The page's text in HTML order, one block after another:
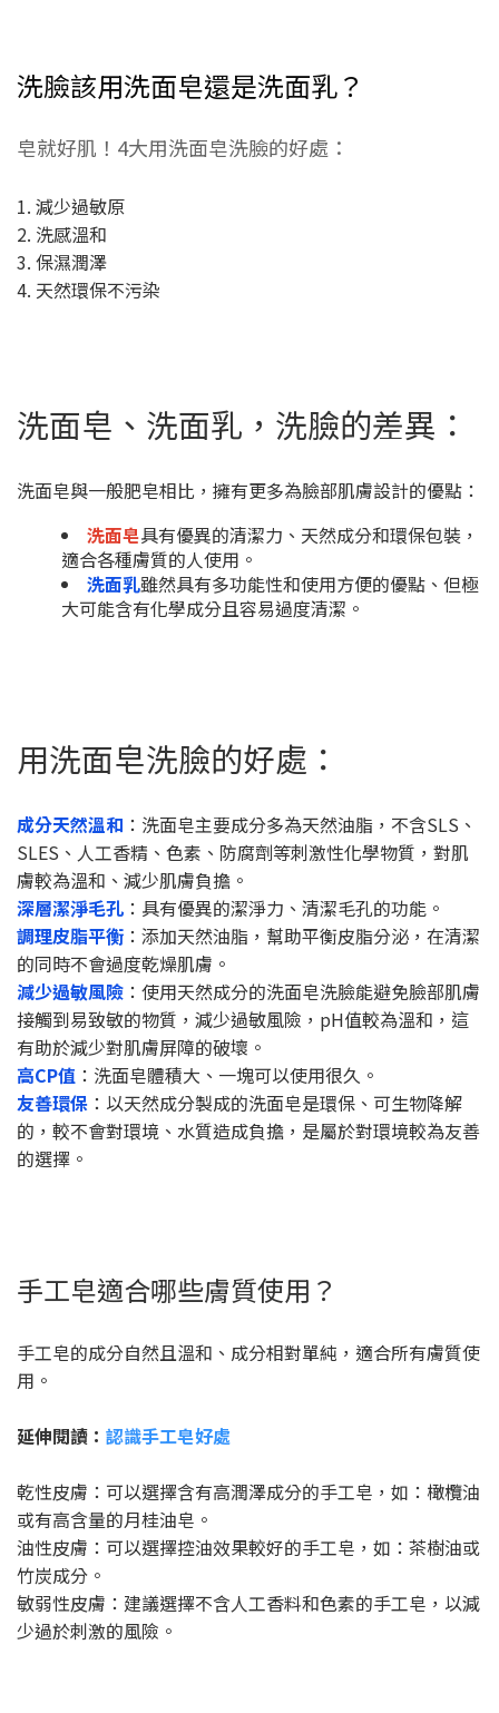
洗臉該用洗面皂還是洗面乳？
皂就好肌！4大用洗面皂洗臉的好處：
1. 減少過敏原
2. 洗感溫和
3. 保濕潤澤
4. 天然環保不污染
洗面皂、洗面乳，洗臉的差異：
洗面皂與一般肥皂相比，擁有更多為臉部肌膚設計的優點：
洗面皂具有優異的清潔力、天然成分和環保包裝，
適合各種膚質的人使用。
洗面乳雖然具有多功能性和使用方便的優點、但極
大可能含有化學成分且容易過度清潔。
用洗面皂洗臉的好處：
成分天然溫和 ：洗面皂主要成分多為天然油脂，不含SLS、
SLES、人工香精、色素、防腐劑等刺激性化學物質，對肌
膚較為溫和、減少肌膚負擔。
深層潔淨毛孔 ：具有優異的潔淨力、清潔毛孔的功能。
調理皮脂平衡 ：添加天然油脂，幫助平衡皮脂分泌，在清潔
的同時不會過度乾燥肌膚。
減少過敏風險 ：使用天然成分的洗面皂洗臉能避免臉部肌膚
接觸到易致敏的物質，減少過敏風險，pH值較為溫和，這
有助於減少對肌膚屏障的破壞。
高CP值 ：洗面皂體積大、一塊可以使用很久。
友善環保 ：以天然成分製成的洗面皂是環保、可生物降解
的，較不會對環境、水質造成負擔，是屬於對環境較為友善
的選擇。
手工皂適合哪些膚質使用？
手工皂的成分自然且溫和、成分相對單純，適合所有膚質使
用。
延伸閱讀： 認識手工皂好處
乾性皮膚：可以選擇含有高潤澤成分的手工皂，如：橄欖油
或有高含量的月桂油皂。
油性皮膚：可以選擇控油效果較好的手工皂，如：茶樹油或
竹炭成分。
敏弱性皮膚：建議選擇不含人工香料和色素的手工皂，以減
少過於刺激的風險。